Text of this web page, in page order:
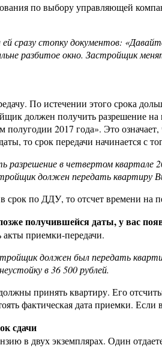
по выбору управляющей
сразу стопку документов:
разбитое окно. Застройщик
По истечении этого срока
должен получить
2017 года». Это
то срок передачи начинается с
в четвертом квартале
должен передать квартиру
срок по ДДУ, то отсчет времени на
получившейся даты, у вас
акты приемки-передачи.
должен был передать
в 36 500 рублей.
принять квартиру. Его
фактическая дата приемки.
сдачи
в двух экземплярах. Один